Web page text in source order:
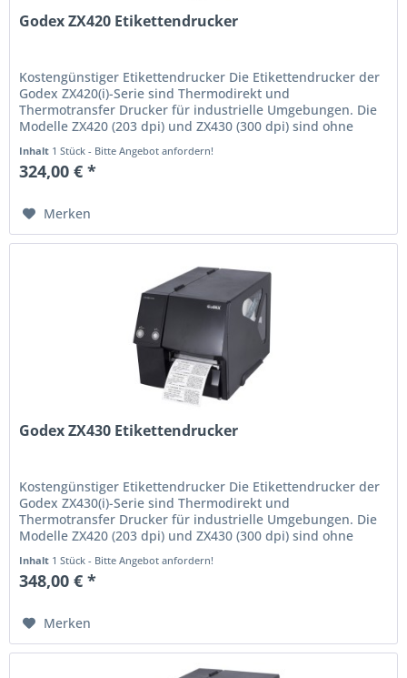
Godex ZX420 Etikettendrucker
Kostengünstiger Etikettendrucker Die Etikettendrucker der
Godex ZX420(i)-Serie sind Thermodirekt und
Thermotransfer Drucker für industrielle Umgebungen. Die
Modelle ZX420 (203 dpi) und ZX430 (300 dpi) sind ohne
Display und mit...
Inhalt 1 Stück - Bitte Angebot anfordern!
324,00 € *
Merken
Godex ZX430 Etikettendrucker
Kostengünstiger Etikettendrucker Die Etikettendrucker der
Godex ZX430(i)-Serie sind Thermodirekt und
Thermotransfer Drucker für industrielle Umgebungen. Die
Modelle ZX420 (203 dpi) und ZX430 (300 dpi) sind ohne
Display und mit...
Inhalt 1 Stück - Bitte Angebot anfordern!
348,00 € *
Merken